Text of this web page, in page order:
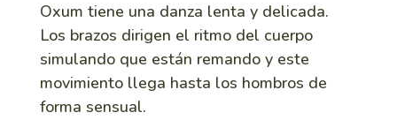
Oxum tiene una danza lenta y delicada.
Los brazos dirigen el ritmo del cuerpo
simulando que están remando y este
movimiento llega hasta los hombros de
forma sensual.